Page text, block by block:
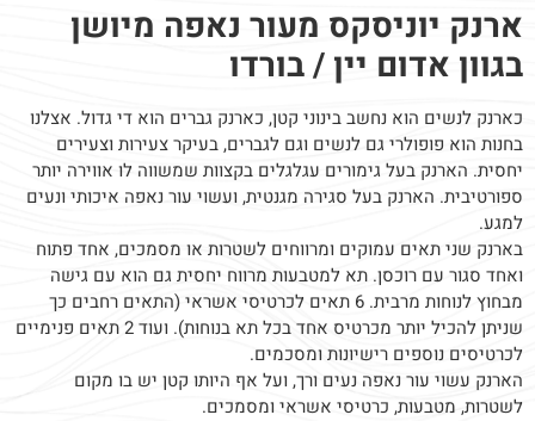
ארנק יוניסקס מעור נאפה מיושן
בגוון אדום יין / בורדו
כארנק לנשים הוא נחשב בינוני קטן, כארנק גברים הוא די גדול. אצלנו
בחנות הוא פופולרי גם לנשים וגם לגברים, בעיקר צעירות וצעירים
יחסית. הארנק בעל גימורים עגלגלים בקצוות שמשווה לו אווירה יותר
ספורטיבית. הארנק בעל סגירה מגנטית, ועשוי עור נאפה איכותי ונעים
למגע.
בארנק שני תאים עמוקים ומרווחים לשטרות או מסמכים, אחד פתוח
ואחד סגור עם רוכסן. תא למטבעות מרווח יחסית גם הוא עם גישה
מבחוץ לנוחות מרבית. 6 תאים לכרטיסי אשראי (התאים רחבים כך
שניתן להכיל יותר מכרטיס אחד בכל תא בנוחות). ועוד 2 תאים פנימיים
לכרטיסים נוספים רישיונות ומסכמים.
הארנק עשוי עור נאפה נעים ורך, ועל אף היותו קטן יש בו מקום
לשטרות, מטבעות, כרטיסי אשראי ומסמכים.